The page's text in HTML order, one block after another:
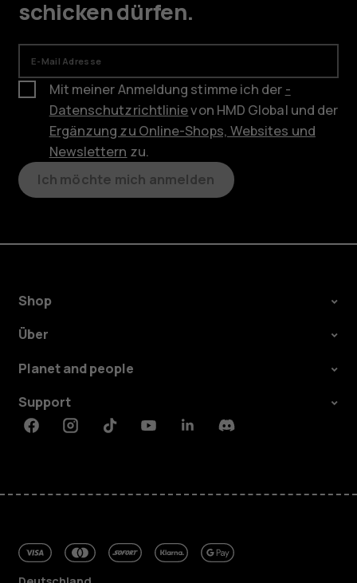
schicken dürfen.
E-Mail Adresse
Mit meiner Anmeldung stimme ich der -
Datenschutzrichtlinievon HMD Global und der
Ergänzung zu Online-Shops, Websites und
Newslettern zu.
Ich möchte mich anmelden
Shop
Über
Planet and people
Support
FacebookInstagramTiktokYoutubeLinkedinDiscord